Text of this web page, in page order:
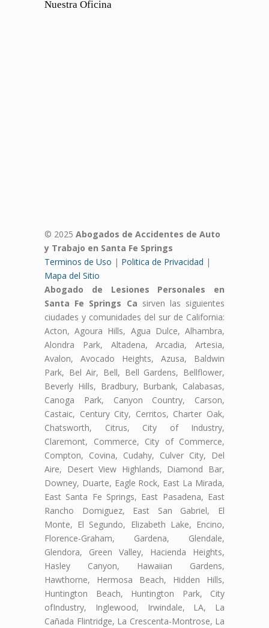
Nuestra Oficina
© 2025 Abogados de Accidentes de Auto
y Trabajo en Santa Fe Springs
Terminos de Uso | Politica de Privacidad |
Mapa del Sitio
Abogado de Lesiones Personales en
Santa Fe Springs Ca sirven las siguientes
ciudades y comunidades del sur de California:
Acton, Agoura Hills, Agua Dulce, Alhambra,
Alondra Park, Altadena, Arcadia, Artesia,
Avalon, Avocado Heights, Azusa, Baldwin
Park, Bel Air, Bell, Bell Gardens, Bellflower,
Beverly Hills, Bradbury, Burbank, Calabasas,
Canoga Park, Canyon Country, Carson,
Castaic, Century City, Cerritos, Charter Oak,
Chatsworth, Citrus, City of Industry,
Claremont, Commerce, City of Commerce,
Compton, Covina, Cudahy, Culver City, Del
Aire, Desert View Highlands, Diamond Bar,
Downey, Duarte, Eagle Rock, East La Mirada,
East Santa Fe Springs, East Pasadena, East
Rancho Domiguez, East San Gabriel, El
Monte, El Segundo, Elizabeth Lake, Encino,
Florence-Graham, Gardena, Glendale,
Glendora, Green Valley, Hacienda Heights,
Hasley Canyon, Hawaiian Gardens,
Hawthorne, Hermosa Beach, Hidden Hills,
Huntington Beach, Huntington Park, City
ofIndustry, Inglewood, Irwindale, LA, La
Cañada Flintridge, La Crescenta-Montrose, La